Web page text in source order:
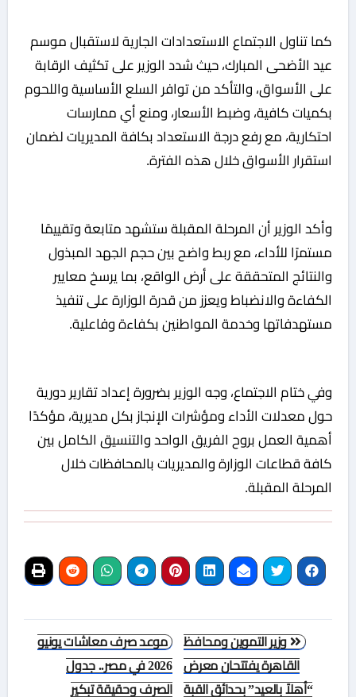
كما تناول الاجتماع الاستعدادات الجارية لاستقبال موسم
عيد الأضحى المبارك، حيث شدد الوزير على تكثيف الرقابة
على الأسواق، والتأكد من توافر السلع الأساسية واللحوم
بكميات كافية، وضبط الأسعار، ومنع أي ممارسات
احتكارية، مع رفع درجة الاستعداد بكافة المديريات لضمان
استقرار الأسواق خلال هذه الفترة.
وأكد الوزير أن المرحلة المقبلة ستشهد متابعة وتقييمًا
مستمرًا للأداء، مع ربط واضح بين حجم الجهد المبذول
والنتائج المتحققة على أرض الواقع، بما يرسخ معايير
الكفاءة والانضباط ويعزز من قدرة الوزارة على تنفيذ
مستهدفاتها وخدمة المواطنين بكفاءة وفاعلية.
وفي ختام الاجتماع، وجه الوزير بضرورة إعداد تقارير دورية
حول معدلات الأداء ومؤشرات الإنجاز بكل مديرية، مؤكدًا
أهمية العمل بروح الفريق الواحد والتنسيق الكامل بين
كافة قطاعات الوزارة والمديريات بالمحافظات خلال
المرحلة المقبلة.
تصفّح
المقالات
موعد صرف معاشات يونيو
2026 في مصر.. جدول
الصرف وحقيقة تبكير
وزير التموين ومحافظ
القاهرة يفتتحان معرض
“أهلاً بالعيد” بحدائق القبة